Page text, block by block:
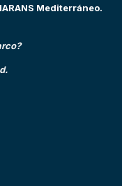
Mediterráneo.